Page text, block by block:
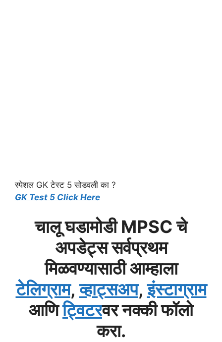
स्पेशल GK टेस्ट 5 सोडवली का ?
GK Test 5 Click Here
चालू घडामोडी MPSC चे
अपडेट्स सर्वप्रथम
मिळवण्यासाठी आम्हाला
टेलिग्राम,व्हाट्सअप,इंस्टाग्राम
आणिट्विटरवर नक्की फॉलो
करा.